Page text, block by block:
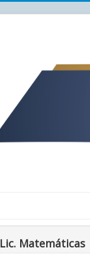
Lic. Matemáticas